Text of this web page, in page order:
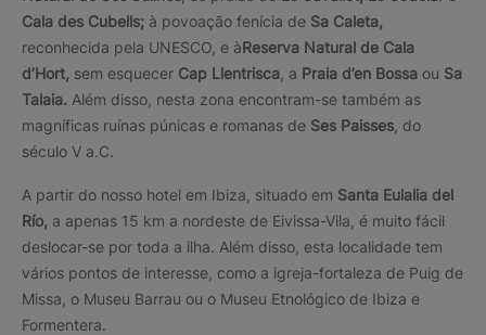
Cala des Cubells; à povoação fenícia de Sa Caleta,
reconhecida pela UNESCO, e àReserva Natural de Cala
d’Hort, sem esquecer Cap Llentrisca , a Praia d’en Bossa ou Sa
Talaia. Além disso, nesta zona encontram-se também as
magníficas ruínas púnicas e romanas de Ses Paisses , do
século V a.C.
A partir do nosso hotel em Ibiza, situado em Santa Eulalia del
Río, a apenas 15 km a nordeste de Eivissa-Vila, é muito fácil
deslocar-se por toda a ilha. Além disso, esta localidade tem
vários pontos de interesse, como a igreja-fortaleza de Puig de
Missa, o Museu Barrau ou o Museu Etnológico de Ibiza e
Formentera.